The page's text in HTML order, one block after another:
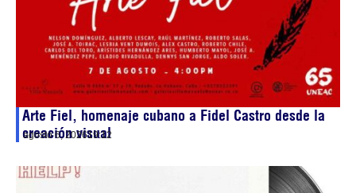
Arte Fiel, homenaje cubano a Fidel Castro desde la
creación visual
agosto 6, 202619:12